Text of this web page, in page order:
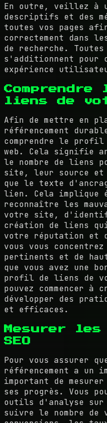
En outre, veillez
descriptifs et des
toutes vos pages
correctement dans
de recherche.
s'additionnent pour
expérience
liens de
Afin de mettre en
référencement
comprendre le
web. Cela signifie
le nombre de liens
site, leur source
que le texte
lien. Cela implique
reconnaître les
votre site,
création de liens
votre réputation et
vous vous
pertinents et de
que vous avez une
profil de liens de
pouvez commencer à
développer des
et efficaces.
Mesurer
SEO
Pour vous assurer
référencement a un
important de
ses progrès. Vous
outils d'analyse sur
suivre le nombre